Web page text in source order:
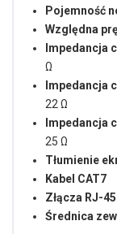
Pojemność
Względna
Impedancja
Ω
Impedancja
22 Ω
Impedancja
25 Ω
Tłumienie
Kabel CAT7
Złącza RJ-
Średnica